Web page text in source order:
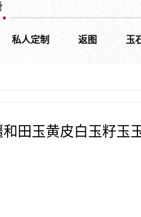
私人定制 返图 玉
和田玉黄皮白玉籽玉